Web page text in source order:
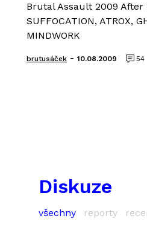
Brutal Assault 2009 After
SUFFOCATION, ATROX,
MINDWORK
brutusáček - 10.08.2009 54
Diskuze
všechny reporty